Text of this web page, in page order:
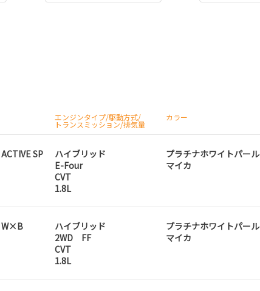
エンジンタイプ/駆動方式/
トランスミッション/排気量
カラー
SP
ハイブリッド
E-Four
CVT
1.8L
プラチナホワイトパール
マイカ
W×B
ハイブリッド
2WD FF
CVT
1.8L
プラチナホワイトパール
マイカ